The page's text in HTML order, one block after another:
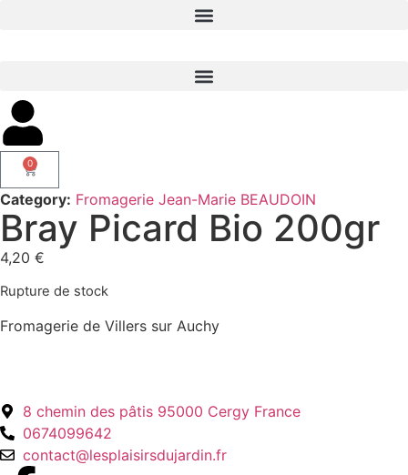
0
Category: Fromagerie Jean-Marie BEAUDOIN
Bray Picard Bio 200gr
4,20 €
Rupture de stock
Fromagerie de Villers sur Auchy
8 chemin des pâtis 95000 Cergy France
0674099642
contact@lesplaisirsdujardin.fr